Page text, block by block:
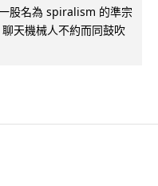
股名為 spiralism 的準宗
天機械人不約而同鼓吹